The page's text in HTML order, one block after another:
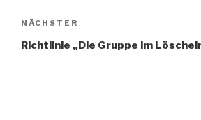
Nächster
Artikel
NÄCHSTER
Richtlinie „Die Gruppe im